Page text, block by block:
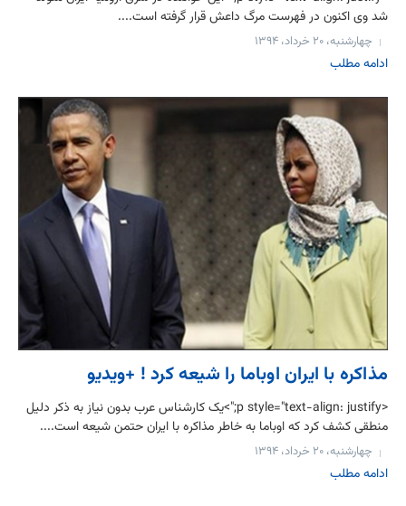
شد وی اکنون در فهرست مرگ داعش قرار گرفته است....
چهارشنبه، ۲۰ خرداد، ۱۳۹۴
ادامه مطلب
مذاکره با ایران اوباما را شیعه کرد ! +ویدیو
<p style="text-align: justify;">یک کارشناس عرب بدون نیاز به ذکر دلیل
منطقی کشف کرد که اوباما به خاطر مذاکره با ایران حتمن شیعه است....
چهارشنبه، ۲۰ خرداد، ۱۳۹۴
ادامه مطلب